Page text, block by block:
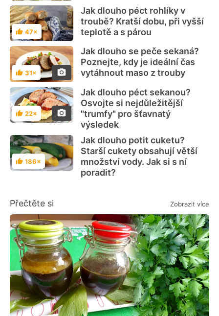
Hodnocení
47×
Jak dlouho péct rohlíky v
troubě? Kratší dobu, při vyšší
teplotě a s párou
Hodnocení
31×
Jak dlouho se peče sekaná?
Poznejte, kdy je ideální čas
vytáhnout maso z trouby
Hodnocení
22×
Jak dlouho péct sekanou?
Osvojte si nejdůležitější
"trumfy" pro šťavnatý
výsledek
Hodnocení
186×
Jak dlouho potit cuketu?
Starší cukety obsahují větší
množství vody. Jak si s ní
poradit?
Přečtěte si Zobrazit více